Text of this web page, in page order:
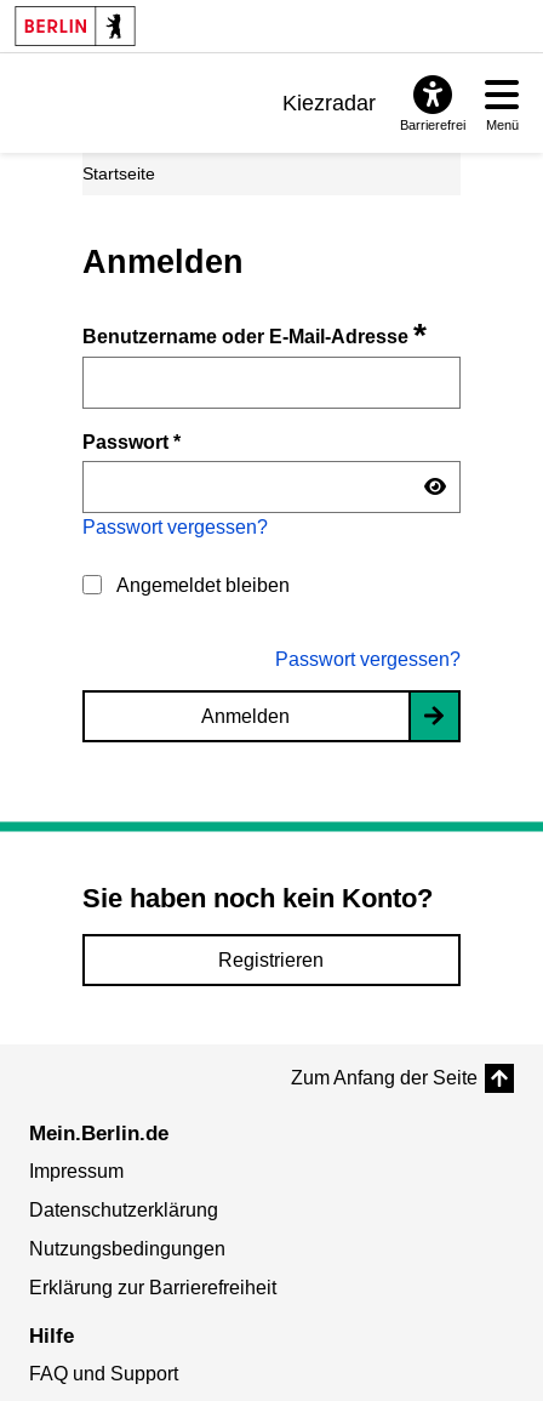
Kiezradar
Barrierefrei Menü
Startseite
Anmelden
Benutzername oder E-Mail-Adresse*
Passwort*
Passwort vergessen?
Angemeldet bleiben
Passwort vergessen?
Anmelden
Sie haben noch kein Konto?
Registrieren
Zum Anfang der Seite
Mein.Berlin.de
Impressum
Datenschutzerklärung
Nutzungsbedingungen
Erklärung zur Barrierefreiheit
Hilfe
FAQ und Support